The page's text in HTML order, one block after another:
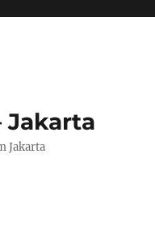
Jakarta
Jakarta